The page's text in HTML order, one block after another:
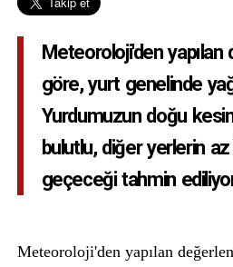
Meteoroloji'den
göre, yurt genelinde
Yurdumuzun doğu
bulutlu, diğer yerlerin
geçeceği tahmin
Meteoroloji'den yapılan